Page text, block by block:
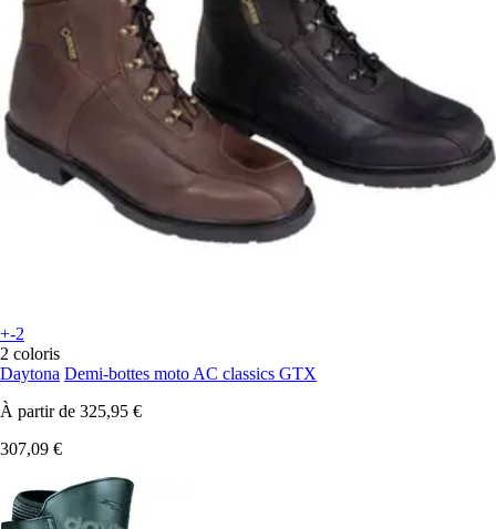
+-2
2 coloris
Daytona Demi-bottes moto AC classics GTX
À partir de 325,95 €
307,09 €